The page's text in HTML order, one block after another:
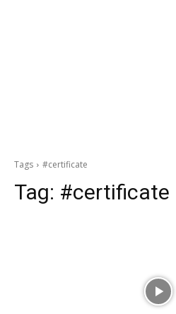
Tags #certificate
Tag: #certificate